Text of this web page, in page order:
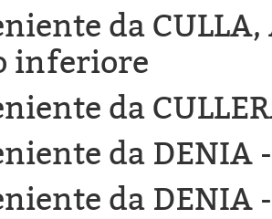
da CULLA,
inferiore
da
da DENIA
da DENIA